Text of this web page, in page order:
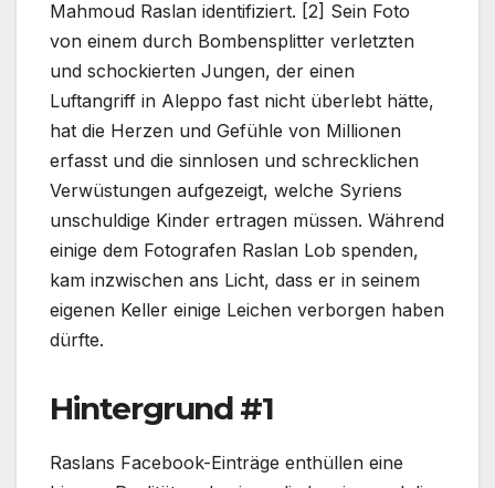
Mahmoud Raslan identifiziert. [2] Sein Foto
von einem durch Bombensplitter verletzten
und schockierten Jungen, der einen
Luftangriff in Aleppo fast nicht überlebt hätte,
hat die Herzen und Gefühle von Millionen
erfasst und die sinnlosen und schrecklichen
Verwüstungen aufgezeigt, welche Syriens
unschuldige Kinder ertragen müssen. Während
einige dem Fotografen Raslan Lob spenden,
kam inzwischen ans Licht, dass er in seinem
eigenen Keller einige Leichen verborgen haben
dürfte.
Hintergrund #1
Raslans Facebook-Einträge enthüllen eine